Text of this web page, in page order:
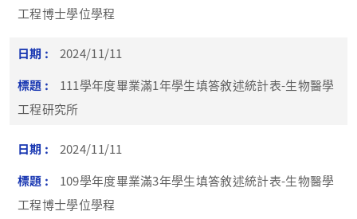
工程博士學位學程
2024/11/11
111學年度畢業滿1年學生填答敘述統計表-生物醫學
工程研究所
2024/11/11
109學年度畢業滿3年學生填答敘述統計表-生物醫學
工程博士學位學程